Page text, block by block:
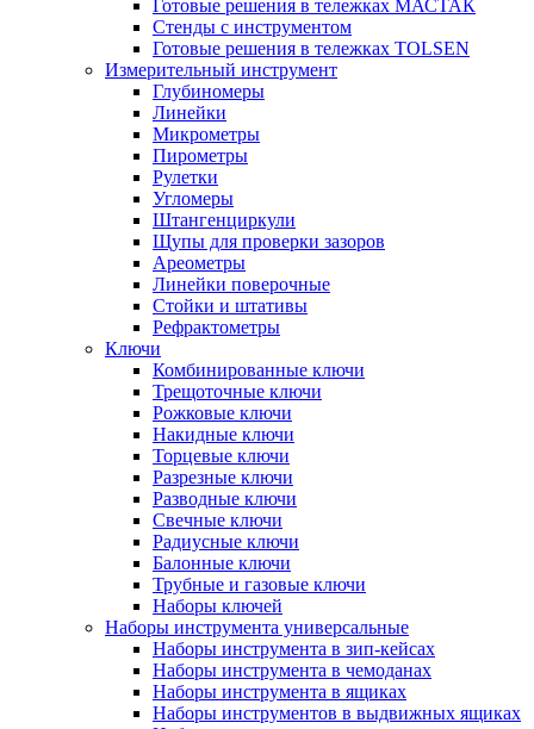
Готовые решения в тележках МАСТАК
Стенды с инструментом
Готовые решения в тележках TOLSEN
Измерительный инструмент
Глубиномеры
Линейки
Микрометры
Пирометры
Рулетки
Угломеры
Штангенциркули
Щупы для проверки зазоров
Ареометры
Линейки поверочные
Стойки и штативы
Рефрактометры
Ключи
Комбинированные ключи
Трещоточные ключи
Рожковые ключи
Накидные ключи
Торцевые ключи
Разрезные ключи
Разводные ключи
Свечные ключи
Радиусные ключи
Балонные ключи
Трубные и газовые ключи
Наборы ключей
Наборы инструмента универсальные
Наборы инструмента в зип-кейсах
Наборы инструмента в чемоданах
Наборы инструмента в ящиках
Наборы инструментов в выдвижных ящиках